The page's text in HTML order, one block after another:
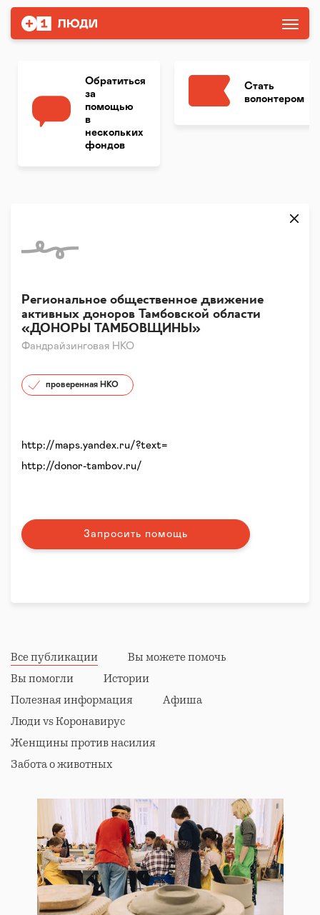
Обратиться
за
помощью
в
нескольких
фондов
Стать
волонтером
Фандрайзинговая НКО
Региональное общественное движение
активных доноров Тамбовской области
«ДОНОРЫ ТАМБОВЩИНЫ»
проверенная НКО
http://maps.yandex.ru/?text=
http://donor-tambov.ru/
Запросить помощь
Все публикации
Вы можете помочь
Вы помогли
Истории
Полезная информация
Афиша
Люди vs Коронавирус
Женщины против насилия
Забота о животных